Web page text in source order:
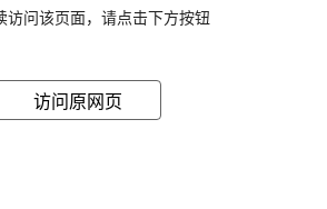
访问该页面，请点击下方按钮
访问原网页